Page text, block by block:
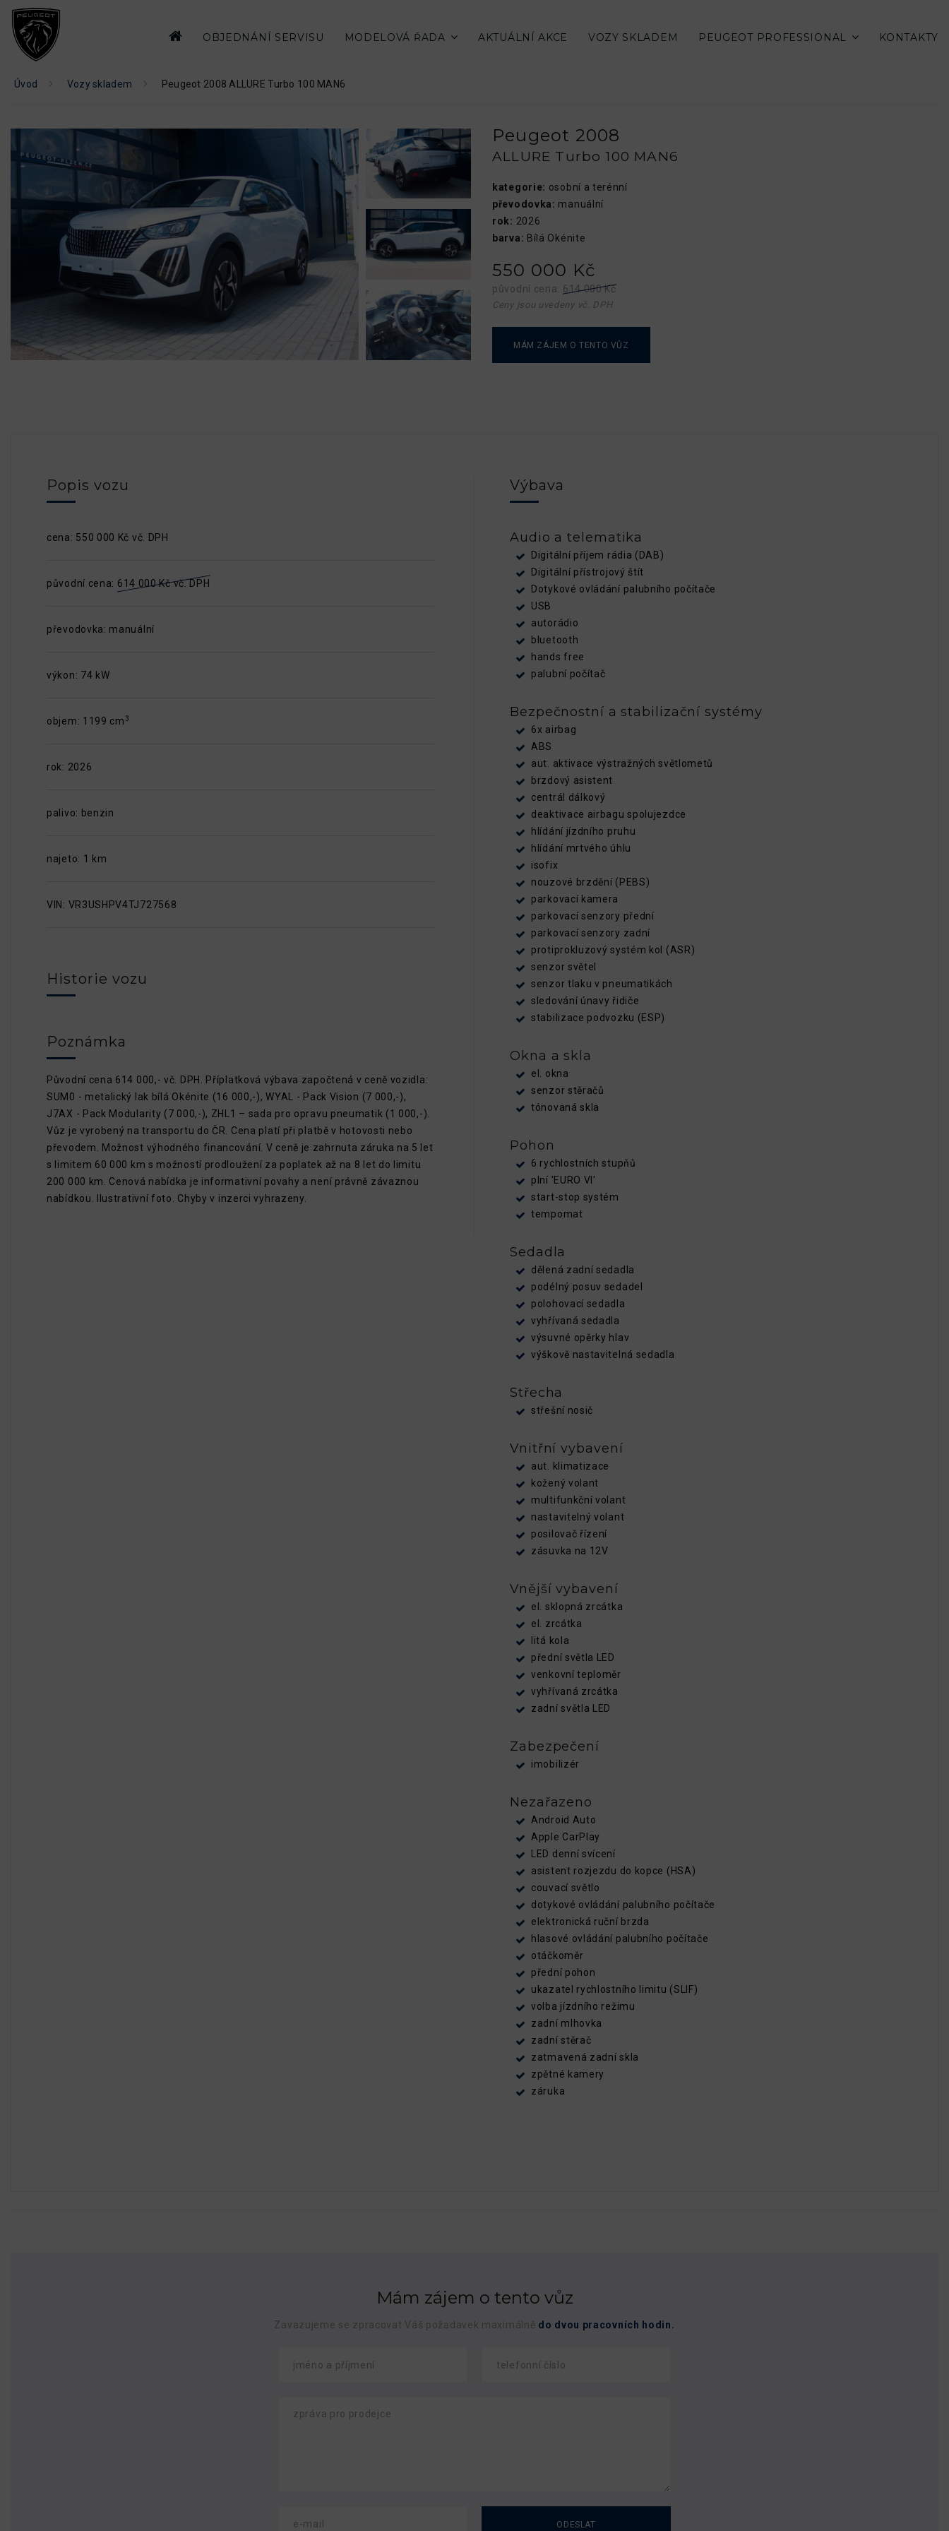
OBJEDNÁNÍ SERVISU MODELOVÁ ŘADA AKTUÁLNÍ AKCE VOZY SKLADEM PEUGEOT PROFESSIONAL KONTAKTY
Úvod Vozy skladem Peugeot 2008 ALLURE Turbo 100 MAN6
Peugeot 2008
ALLURE Turbo 100 MAN6
kategorie: osobní a terénní
převodovka: manuální
rok: 2026
barva: Bílá Okénite
550 000 Kč
původní cena: 614 000 Kč
Ceny jsou uvedeny vč. DPH
MÁM ZÁJEM O TENTO VŮZ
Popis vozu
cena: 550 000 Kč vč. DPH
původní cena: 614 000 Kč vč. DPH
převodovka: manuální
výkon: 74 kW
objem: 1199 cm3
rok: 2026
palivo: benzin
najeto: 1 km
VIN: VR3USHPV4TJ727568
Historie vozu
Poznámka
Původní cena 614 000,- vč. DPH. Příplatková výbava započtená v ceně vozidla:
SUM0 - metalický lak bílá Okénite (16 000,-), WYAL - Pack Vision (7 000,-),
J7AX - Pack Modularity (7 000,-), ZHL1 – sada pro opravu pneumatik (1 000,-).
Vůz je vyrobený na transportu do ČR. Cena platí při platbě v hotovosti nebo
převodem. Možnost výhodného financování. V ceně je zahrnuta záruka na 5 let
s limitem 60 000 km s možností prodloužení za poplatek až na 8 let do limitu
200 000 km. Cenová nabídka je informativní povahy a není právně závaznou
nabídkou. Ilustrativní foto. Chyby v inzerci vyhrazeny.
Výbava
Audio a telematika
Digitální příjem rádia (DAB)
Digitální přístrojový štít
Dotykové ovládání palubního počítače
USB
autorádio
bluetooth
hands free
palubní počítač
Bezpečnostní a stabilizační systémy
6x airbag
ABS
aut. aktivace výstražných světlometů
brzdový asistent
centrál dálkový
deaktivace airbagu spolujezdce
hlídání jízdního pruhu
hlídání mrtvého úhlu
isofix
nouzové brzdění (PEBS)
parkovací kamera
parkovací senzory přední
parkovací senzory zadní
protiprokluzový systém kol (ASR)
senzor světel
senzor tlaku v pneumatikách
sledování únavy řidiče
stabilizace podvozku (ESP)
Okna a skla
el. okna
senzor stěračů
tónovaná skla
Pohon
6 rychlostních stupňů
plní 'EURO VI'
start-stop systém
tempomat
Sedadla
dělená zadní sedadla
podélný posuv sedadel
polohovací sedadla
vyhřívaná sedadla
výsuvné opěrky hlav
výškově nastavitelná sedadla
Střecha
střešní nosič
Vnitřní vybavení
aut. klimatizace
kožený volant
multifunkční volant
nastavitelný volant
posilovač řízení
zásuvka na 12V
Vnější vybavení
el. sklopná zrcátka
el. zrcátka
litá kola
přední světla LED
venkovní teploměr
vyhřívaná zrcátka
zadní světla LED
Zabezpečení
imobilizér
Nezařazeno
Android Auto
Apple CarPlay
LED denní svícení
asistent rozjezdu do kopce (HSA)
couvací světlo
dotykové ovládání palubního počítače
elektronická ruční brzda
hlasové ovládání palubního počítače
otáčkoměr
přední pohon
ukazatel rychlostního limitu (SLIF)
volba jízdního režimu
zadní mlhovka
zadní stěrač
zatmavená zadní skla
zpětné kamery
záruka
Mám zájem o tento vůz
Zavazujeme se zpracovat Váš požadavek maximálně do dvou pracovních hodin.
ODESLAT